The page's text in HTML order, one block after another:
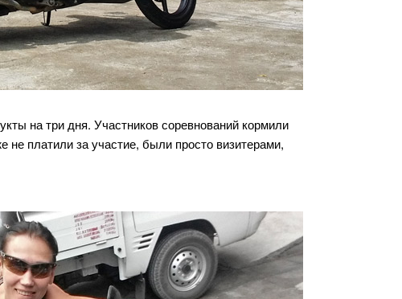
на три дня. Участников соревнований кормили
платили за участие, были просто визитерами,